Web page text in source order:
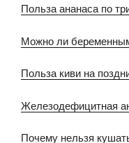
Польза ананаса по
Можно ли
Польза киви на
Железодефицитная
Почему нельзя